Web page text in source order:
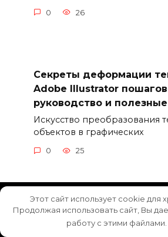
0 26
Секреты деформации
Adobe Illustrator
руководство и
Искусство преобразования
объектов в графических
0 25
© 2026 Продукты Adobe
Этот сайт использует cookie для
Продолжая использовать сайт, Вы
работу с этими файлами.